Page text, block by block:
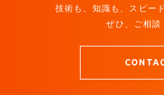
技術も、知識も、スピー
ぜひ、ご相談